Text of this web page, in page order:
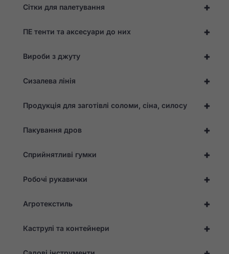
+
Сітки для палетування
+
ПЕ тенти та аксесуари до них
+
Вироби з джуту
+
Сизалева лінія
+
Продукція для заготівлі соломи, сіна, силосу
+
Пакування дров
+
Сприйнятливі гумки
+
Робочі рукавички
+
Агротекстиль
+
Каструлі та контейнери
сайту, виходячи з